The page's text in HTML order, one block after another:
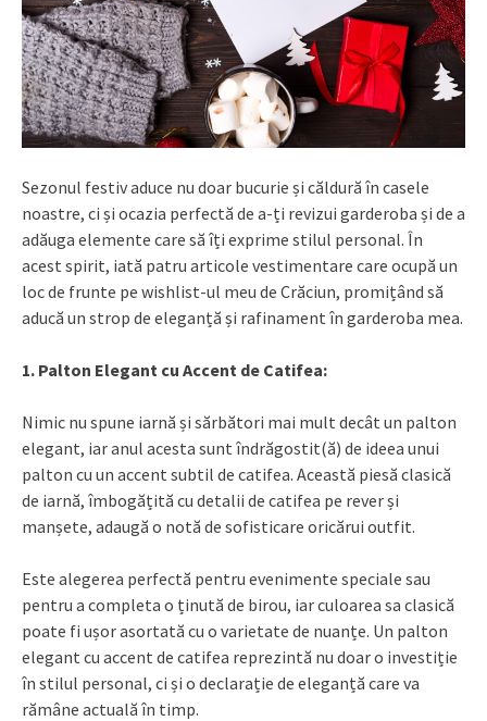
Sezonul festiv aduce nu doar bucurie și căldură în casele
noastre, ci și ocazia perfectă de a-ți revizui garderoba și de a
adăuga elemente care să îți exprime stilul personal. În
acest spirit, iată patru articole vestimentare care ocupă un
loc de frunte pe wishlist-ul meu de Crăciun, promițând să
aducă un strop de eleganță și rafinament în garderoba mea.
1. Palton Elegant cu Accent de Catifea:
Nimic nu spune iarnă și sărbători mai mult decât un palton
elegant, iar anul acesta sunt îndrăgostit(ă) de ideea unui
palton cu un accent subtil de catifea. Această piesă clasică
de iarnă, îmbogățită cu detalii de catifea pe rever și
manșete, adaugă o notă de sofisticare oricărui outfit.
Este alegerea perfectă pentru evenimente speciale sau
pentru a completa o ținută de birou, iar culoarea sa clasică
poate fi ușor asortată cu o varietate de nuanțe. Un palton
elegant cu accent de catifea reprezintă nu doar o investiție
în stilul personal, ci și o declarație de eleganță care va
rămâne actuală în timp.